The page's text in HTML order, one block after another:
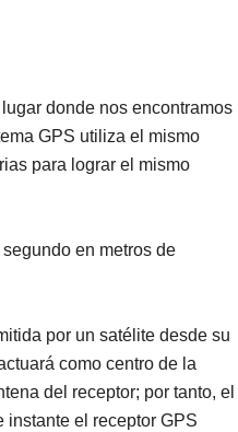
donde nos encontramos
GPS utiliza el mismo
para lograr el mismo
en metros de
por un satélite desde su
como centro de la
del receptor; por tanto, el
instante el receptor GPS